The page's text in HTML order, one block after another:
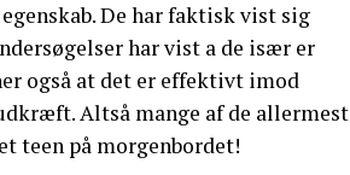
De har faktisk vist sig
har vist a de især er
også at det er effektivt imod
Altså mange af de allermest
teen på morgenbordet!